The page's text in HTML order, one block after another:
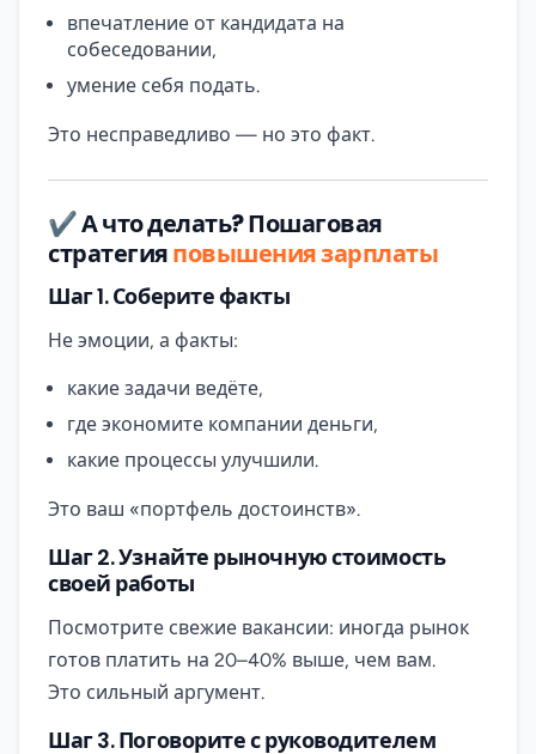
впечатление от кандидата на
собеседовании,
умение себя подать.
Это несправедливо — но это факт.
✔ А что делать? Пошаговая
стратегияповышения зарплаты
Шаг 1. Соберите факты
Не эмоции, а факты:
какие задачи ведёте,
где экономите компании деньги,
какие процессы улучшили.
Это ваш «портфель достоинств».
Шаг 2. Узнайте рыночную стоимость
своей работы
Посмотрите свежие вакансии: иногда рынок
готов платить на 20–40% выше, чем вам.
Это сильный аргумент.
Шаг 3. Поговорите с руководителем